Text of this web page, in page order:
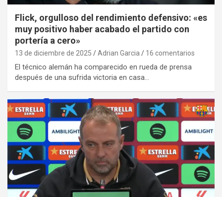
Flick, orgulloso del rendimiento defensivo: «es
muy positivo haber acabado el partido con
portería a cero»
13 de diciembre de 2025 Adrian Garcia 16 comentarios
El técnico alemán ha comparecido en rueda de prensa
después de una sufrida victoria en casa…